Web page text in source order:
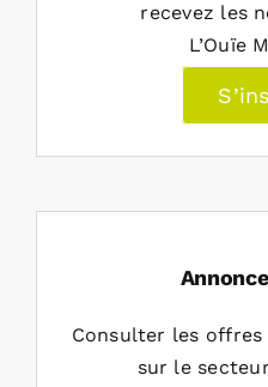
recevez les
L’Ouïe
Consulter les offres
sur le